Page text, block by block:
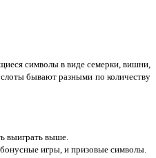
символы в виде семерки, вишни,
бывают разными по количеству
выиграть выше.
игры, и призовые символы.